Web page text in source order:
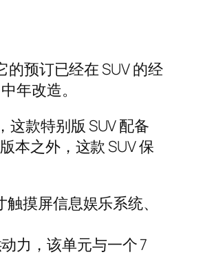
预订已经在 SUV 的经
年改造。
款特别版 SUV 配备
本之外，这款 SUV 保
摸屏信息娱乐系统、
力，该单元与一个 7